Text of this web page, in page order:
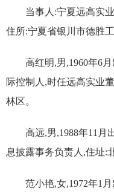
当事人:宁夏远高实
住所:宁夏省银川市德胜
高红明,男,1960年6
际控制人,时任远高实业
林区。
高远,男,1988年11月
息披露事务负责人,住址:
范小艳,女,1972年1